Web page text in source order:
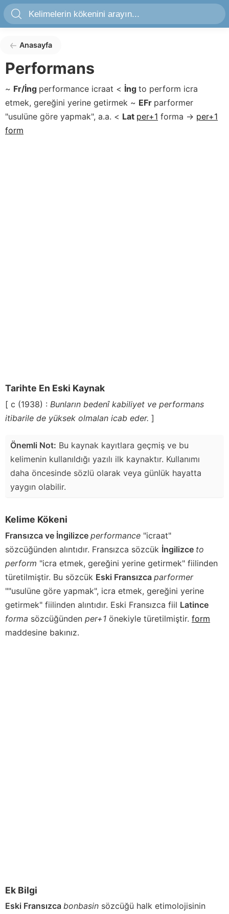
Anasayfa
Performans
~ Fr/İng performance icraat < İng to perform icra
etmek, gereğini yerine getirmek ~ EFr parformer
"usulüne göre yapmak", a.a. < Lat per+1 forma → per+1
form
Tarihte En Eski Kaynak
[ c (1938) : Bunların bedenî kabiliyet ve performans
itibarile de yüksek olmalan icab eder. ]
Önemli Not: Bu kaynak kayıtlara geçmiş ve bu
kelimenin kullanıldığı yazılı ilk kaynaktır. Kullanımı
daha öncesinde sözlü olarak veya günlük hayatta
yaygın olabilir.
Kelime Kökeni
Fransızca ve İngilizce performance "icraat"
sözcüğünden alıntıdır. Fransızca sözcük İngilizce to
perform "icra etmek, gereğini yerine getirmek" fiilinden
türetilmiştir. Bu sözcük Eski Fransızca parformer
""usulüne göre yapmak", icra etmek, gereğini yerine
getirmek" fiilinden alıntıdır. Eski Fransızca fiil Latince
forma sözcüğünden per+1 önekiyle türetilmiştir. form
maddesine bakınız.
Ek Bilgi
Eski Fransızca bonbasin sözcüğü halk etimolojisinin